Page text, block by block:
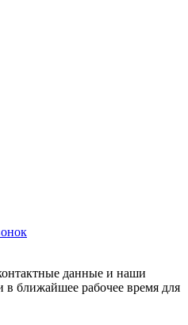
данные и наши
в ближайшее рабочее время для